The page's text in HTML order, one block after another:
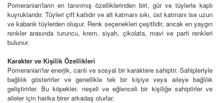
Pomeranian'ların en tanınmış özelliklerinden biri, gür ve tüylerle kaplı
kuyruklarıdır. Tüyleri çift katlıdır ve alt katmanı sıkı, üst katmanı ise uzun
ve kabarık tüylerden oluşur. Renk seçenekleri çeşitlidir, ancak en yaygın
renkler arasında turuncu, krem, siyah, çikolata, mavi ve parti renkleri
bulunur.
Karakter ve Kişilik Özellikleri
Pomeranian'lar enerjik, canlı ve sosyal bir karaktere sahiptir. Sahipleriyle
bağlılık gösterirler ve genellikle tek bir kişiye veya aileye bağlılık
geliştirirler. Bu köpekler, neşeli ve eğlenceli bir kişiliğe sahiptirler ve
aileler için harika birer arkadaş olurlar.